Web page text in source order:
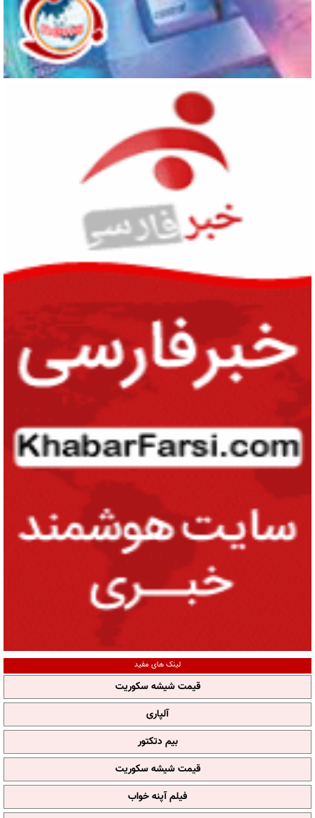
لینک های مفید
قیمت شیشه سکوریت
آلپاری
بیم دتکتور
قیمت شیشه سکوریت
فیلم آپنه خواب